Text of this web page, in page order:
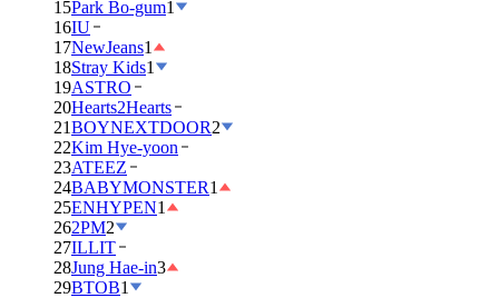
15Park Bo-gum1
16IU
17NewJeans1
18Stray Kids1
19ASTRO
20Hearts2Hearts
21BOYNEXTDOOR2
22Kim Hye-yoon
23ATEEZ
24BABYMONSTER1
25ENHYPEN1
262PM2
27ILLIT
28Jung Hae-in3
29BTOB1